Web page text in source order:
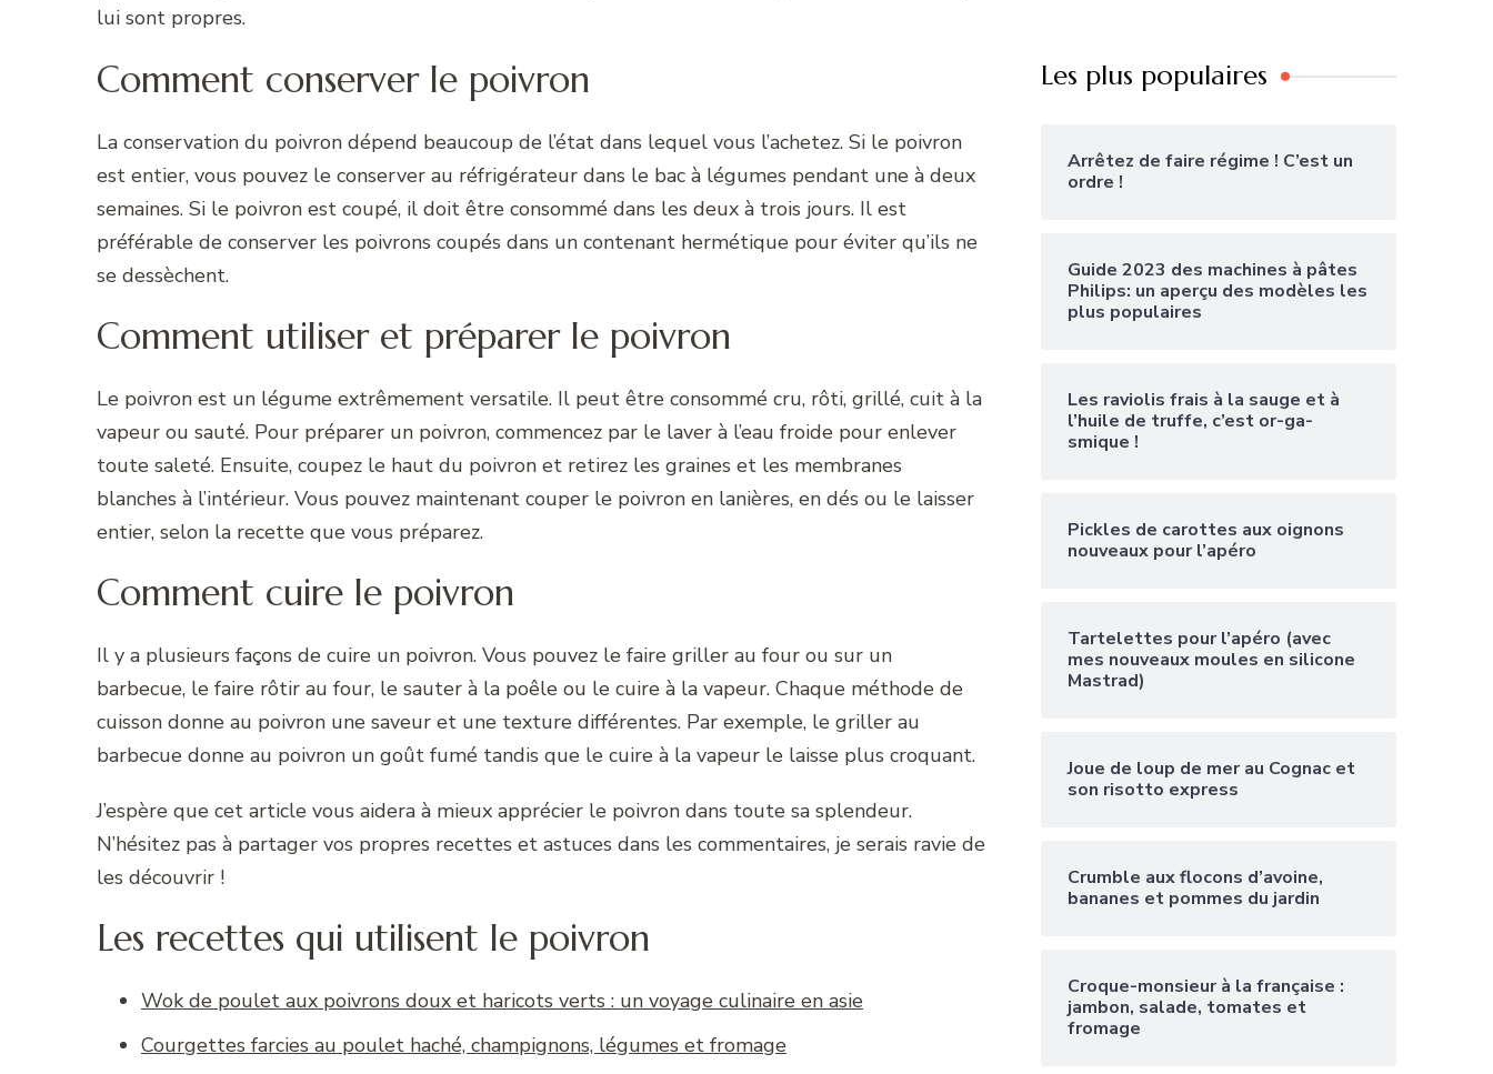
lui sont propres.
Comment conserver le poivron
La conservation du poivron dépend beaucoup de l’état dans lequel vous l’achetez. Si le poivron
est entier, vous pouvez le conserver au réfrigérateur dans le bac à légumes pendant une à deux
semaines. Si le poivron est coupé, il doit être consommé dans les deux à trois jours. Il est
préférable de conserver les poivrons coupés dans un contenant hermétique pour éviter qu’ils ne
se dessèchent.
Comment utiliser et préparer le poivron
Le poivron est un légume extrêmement versatile. Il peut être consommé cru, rôti, grillé, cuit à la
vapeur ou sauté. Pour préparer un poivron, commencez par le laver à l’eau froide pour enlever
toute saleté. Ensuite, coupez le haut du poivron et retirez les graines et les membranes
blanches à l’intérieur. Vous pouvez maintenant couper le poivron en lanières, en dés ou le laisser
entier, selon la recette que vous préparez.
Comment cuire le poivron
Il y a plusieurs façons de cuire un poivron. Vous pouvez le faire griller au four ou sur un
barbecue, le faire rôtir au four, le sauter à la poêle ou le cuire à la vapeur. Chaque méthode de
cuisson donne au poivron une saveur et une texture différentes. Par exemple, le griller au
barbecue donne au poivron un goût fumé tandis que le cuire à la vapeur le laisse plus croquant.
J’espère que cet article vous aidera à mieux apprécier le poivron dans toute sa splendeur.
N’hésitez pas à partager vos propres recettes et astuces dans les commentaires, je serais ravie de
les découvrir !
Les recettes qui utilisent le poivron
Wok de poulet aux poivrons doux et haricots verts : un voyage culinaire en asie
Courgettes farcies au poulet haché, champignons, légumes et fromage
Les plus populaires
Arrêtez de faire régime ! C’est un
ordre !
Guide 2023 des machines à pâtes
Philips: un aperçu des modèles les
plus populaires
Les raviolis frais à la sauge et à
l’huile de truffe, c’est or-ga-
smique !
Pickles de carottes aux oignons
nouveaux pour l’apéro
Tartelettes pour l’apéro (avec
mes nouveaux moules en silicone
Mastrad)
Joue de loup de mer au Cognac et
son risotto express
Crumble aux flocons d’avoine,
bananes et pommes du jardin
Croque-monsieur à la française :
jambon, salade, tomates et
fromage